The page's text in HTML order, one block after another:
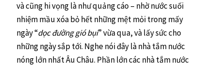
và cũng hi vọng là như quảng cáo – nhờ nước suối
nhiệm mầu xóa bỏ hết những mệt mỏi trong mấy
ngày “dọc đường gió bụi” vừa qua, và lấy sức cho
những ngày sắp tới. Nghe nói đây là nhà tắm nước
nóng lớn nhất Âu Châu. Phần lớn các nhà tắm nước